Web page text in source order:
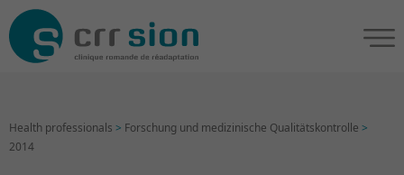
Health professionals > Forschung und medizinische Qualitätskontrolle >
2014